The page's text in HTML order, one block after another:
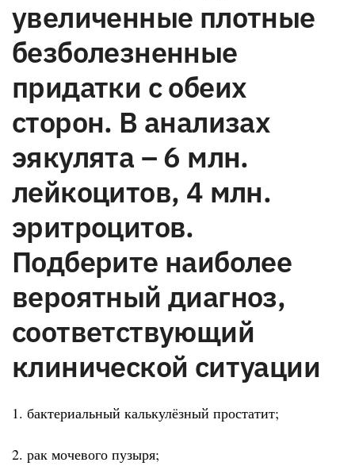
увеличенные плотные
безболезненные
придатки с обеих
сторон. В анализах
эякулята – 6 млн.
лейкоцитов, 4 млн.
эритроцитов.
Подберите наиболее
вероятный диагноз,
соответствующий
клинической ситуации
1. бактериальный калькулёзный простатит;
2. рак мочевого пузыря;